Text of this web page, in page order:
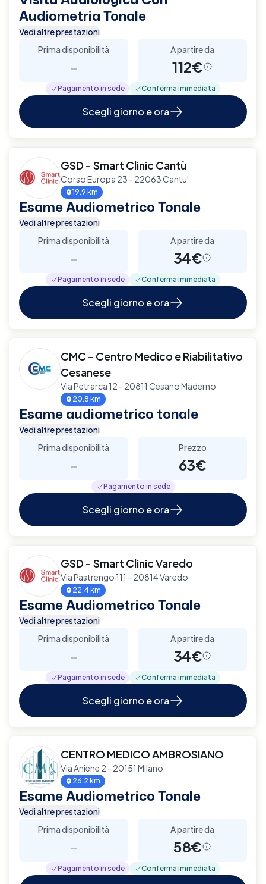
Audiometria Tonale
Vedi altre prestazioni
Prima disponibilità
-
A partire da
112€
Pagamento in sede Conferma immediata
Scegli giorno e ora
GSD - Smart Clinic Cantù
Corso Europa 23 - 22063 Cantu'
19.9 km
Esame Audiometrico Tonale
Vedi altre prestazioni
Prima disponibilità
-
A partire da
34€
Pagamento in sede Conferma immediata
Scegli giorno e ora
CMC - Centro Medico e Riabilitativo
Cesanese
Via Petrarca 12 - 20811 Cesano Maderno
20.8 km
Esame audiometrico tonale
Vedi altre prestazioni
Prima disponibilità
-
Prezzo
63€
Pagamento in sede
Scegli giorno e ora
GSD - Smart Clinic Varedo
Via Pastrengo 111 - 20814 Varedo
22.4 km
Esame Audiometrico Tonale
Vedi altre prestazioni
Prima disponibilità
-
A partire da
34€
Pagamento in sede Conferma immediata
Scegli giorno e ora
CENTRO MEDICO AMBROSIANO
Via Aniene 2 - 20151 Milano
26.2 km
Esame Audiometrico Tonale
Vedi altre prestazioni
Prima disponibilità
-
A partire da
58€
Pagamento in sede Conferma immediata